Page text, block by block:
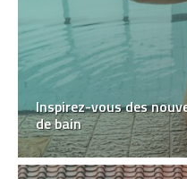
Inspirez-vous des
de bain